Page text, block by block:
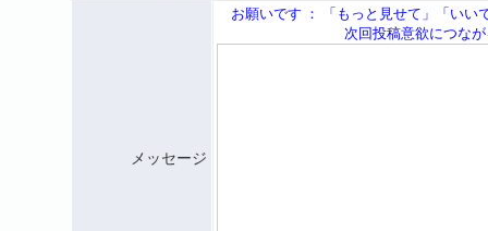
メッセージ
お願いです ： 「もっと見せて」「いい
次回投稿意欲につながる応援メ